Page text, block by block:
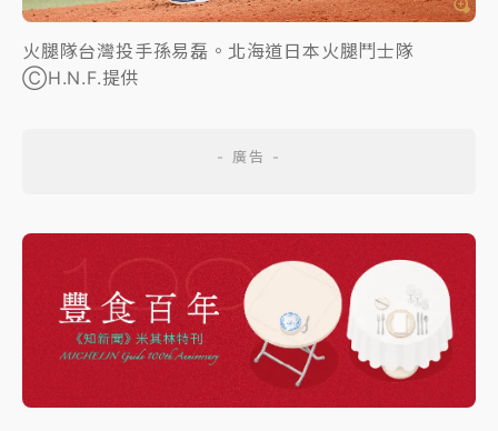
火腿隊台灣投手孫易磊。北海道日本火腿鬥士隊
ⒸH.N.F.提供